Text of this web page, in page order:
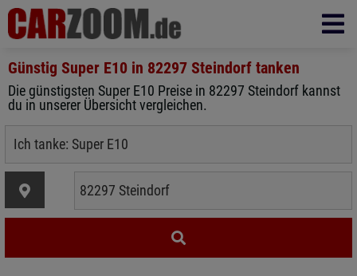
Günstig Super E10 in 82297 Steindorf tanken
Die günstigsten Super E10 Preise in 82297 Steindorf kannst
du in unserer Übersicht vergleichen.